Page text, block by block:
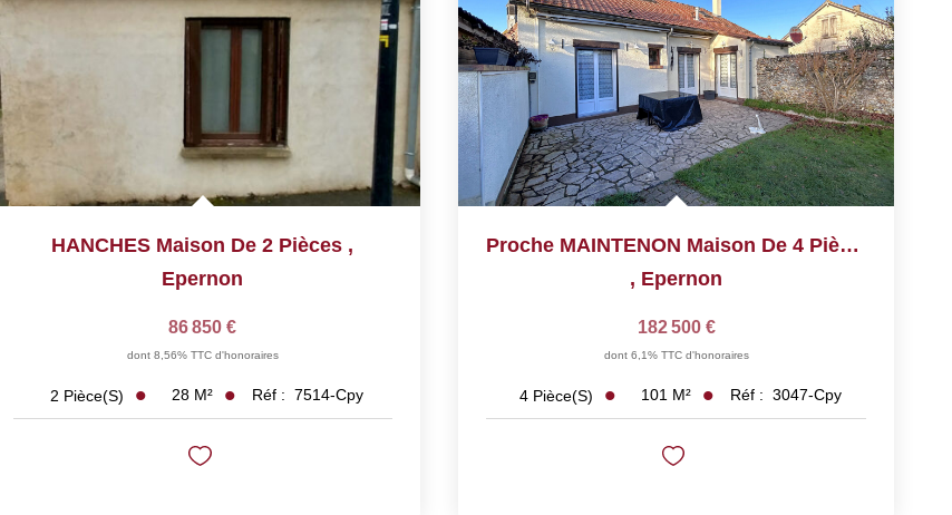
HANCHES Maison De 2 Pièces ,
Epernon
86 850 €
dont 8,56% TTC d'honoraires
2 Pièce(s) 28 M² Réf : 7514-Cpy
Proche MAINTENON Maison De 4 Pièces
, Epernon
182 500 €
dont 6,1% TTC d'honoraires
4 Pièce(s) 101 M² Réf : 3047-Cpy